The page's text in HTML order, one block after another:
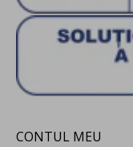
CONTUL MEU